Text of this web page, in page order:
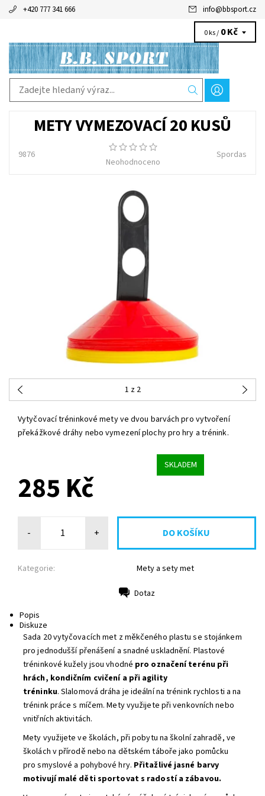
+420 777 341 666 info@bbsport.cz
0 ks / 0 Kč
METY VYMEZOVACÍ 20 KUSŮ
9876
Neohodnoceno
Spordas
1 z 2
Vytyčovací tréninkové mety ve dvou barvách pro vytvoření
překážkové dráhy nebo vymezení plochy pro hry a trénink.
SKLADEM
285 Kč
- +
Kategorie: Mety a sety met
Dotaz
Popis
Diskuze
Sada 20 vytyčovacích met z měkčeného plastu se stojánkem
pro jednodušší přenášení a snadné uskladnění. Plastové
tréninkové kužely jsou vhodné pro označení terénu při
hrách, kondičním cvičení a při agility
tréninku. Slalomová dráha je ideální na trénink rychlosti a na
trénink práce s míčem. Mety využijete při venkovních nebo
vnitřních aktivitách.
Mety využijete ve školách, při pobytu na školní zahradě, ve
školách v přírodě nebo na dětském táboře jako pomůcku
pro smyslové a pohybové hry. Přitažlivé jasné barvy
motivují malé děti sportovat s radostí a zábavou.